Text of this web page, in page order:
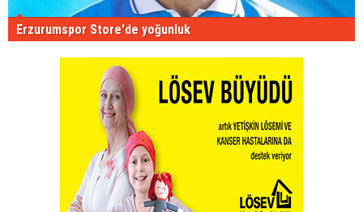
Erzurumspor Store'de yoğunluk